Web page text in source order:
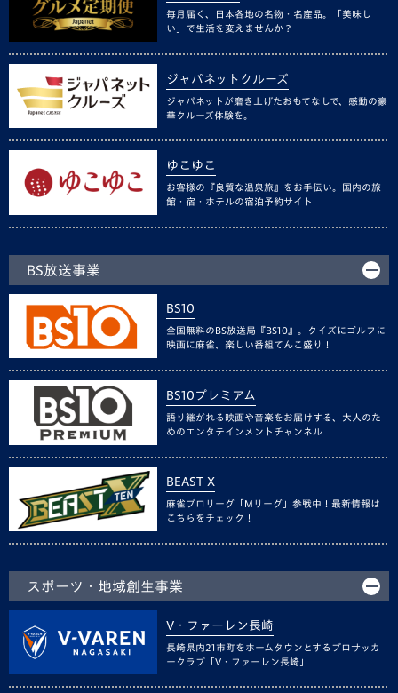
毎月届く、日本各地の名物・名産品。「美味し
い」で生活を変えませんか？
ジャパネットクルーズ
ジャパネットが磨き上げたおもてなしで、感動の豪
華クルーズ体験を。
ゆこゆこ
お客様の『良質な温泉旅』をお手伝い。国内の旅
館・宿・ホテルの宿泊予約サイト
BS放送事業
BS10
全国無料のBS放送局『BS10』。クイズにゴルフに
映画に麻雀、楽しい番組てんこ盛り！
BS10プレミアム
語り継がれる映画や音楽をお届けする、大人のた
めのエンタテインメントチャンネル
BEAST X
麻雀プロリーグ「Mリーグ」参戦中！最新情報は
こちらをチェック！
スポーツ・地域創生事業
V・ファーレン長崎
長崎県内21市町をホームタウンとするプロサッカ
ークラブ「V・ファーレン長崎」